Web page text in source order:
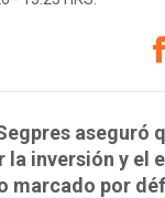
aseguró
la inversión y el
marcado por